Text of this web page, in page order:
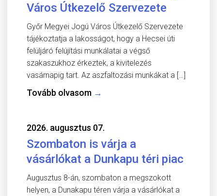
Város Útkezelő Szervezete
Győr Megyei Jogú Város Útkezelő Szervezete
tájékoztatja a lakosságot, hogy a Hecsei úti
felüljáró felújítási munkálatai a végső
szakaszukhoz érkeztek, a kivitelezés
vasárnapig tart. Az aszfaltozási munkákat a […]
Tovább olvasom →
2026. augusztus 07.
Szombaton is várja a
vásárlókat a Dunkapu téri piac
Augusztus 8-án, szombaton a megszokott
helyen, a Dunakapu téren várja a vásárlókat a